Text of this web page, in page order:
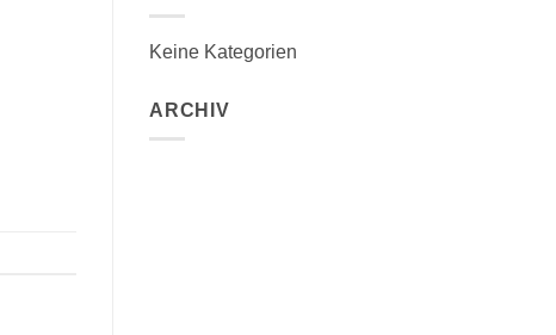
Keine Kategorien
ARCHIV